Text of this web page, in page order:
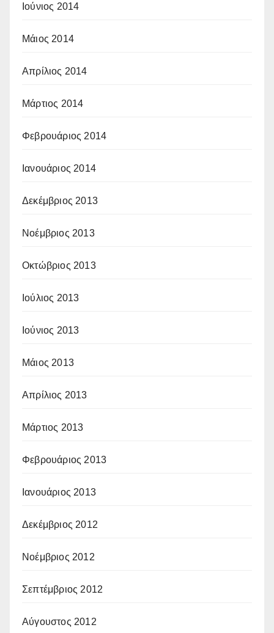
Ιούνιος 2014
Μάιος 2014
Απρίλιος 2014
Μάρτιος 2014
Φεβρουάριος 2014
Ιανουάριος 2014
Δεκέμβριος 2013
Νοέμβριος 2013
Οκτώβριος 2013
Ιούλιος 2013
Ιούνιος 2013
Μάιος 2013
Απρίλιος 2013
Μάρτιος 2013
Φεβρουάριος 2013
Ιανουάριος 2013
Δεκέμβριος 2012
Νοέμβριος 2012
Σεπτέμβριος 2012
Αύγουστος 2012